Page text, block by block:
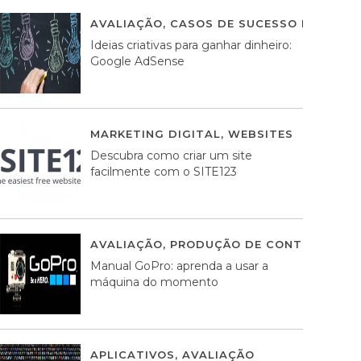
AVALIAÇÃO, CASOS DE SUCESSO DE
Ideias criativas para ganhar dinheiro:
Google AdSense
MARKETING DIGITAL, WEBSITES
Descubra como criar um site
facilmente com o SITE123
AVALIAÇÃO, PRODUÇÃO DE CONTEÚDOS
Manual GoPro: aprenda a usar a
máquina do momento
APLICATIVOS, AVALIAÇÃO